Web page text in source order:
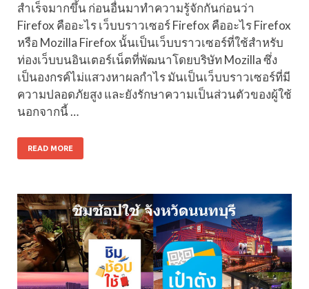
สำเร็จมากขึ้น ก่อนอื่นมาทำความรู้จักกันก่อนว่า
Firefox คืออะไร เว็บบราวเซอร์ Firefox คืออะไร Firefox
หรือ Mozilla Firefox นั้นเป็นเว็บบราวเซอร์ที่ใช้สำหรับ
ท่องเว็บบนอินเตอร์เน็ตที่พัฒนาโดยบริษัท Mozilla ซึ่ง
เป็นองกรค์ไม่แสวงหาผลกำไร มันเป็นเว็บบราวเซอร์ที่มี
ความปลอดภัยสูง และยังรักษาความเป็นส่วนตัวของผู้ใช้
นอกจากนี้ …
READ MORE